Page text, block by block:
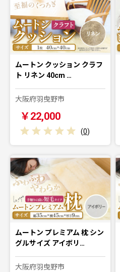
ムートン クッション クラフ
ト リネン 40cm …
大阪府羽曳野市
￥22,000
(0)
ムートン プレミアム 枕 シン
グルサイズ アイボリ…
大阪府羽曳野市